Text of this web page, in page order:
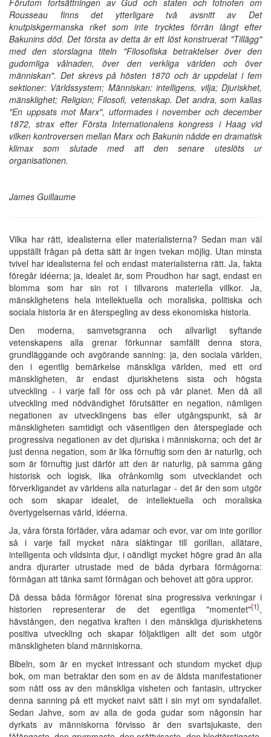
Rousseau finns det ytterligare två avsnitt av Det
knutpiskgermanska riket som inte trycktes förrän långt efter
Bakunins död. Det första av detta är ett löst konstruerat "Tillägg"
med den storslagna titeln "Filosofiska betraktelser över den
gudomliga vålnaden, över den verkliga världen och över
människan". Det skrevs på hösten 1870 och är uppdelat i fem
sektioner: Världssystem; Människan: intelligens, vilja; Djuriskhet,
mänsklighet; Religion; Filosofi, vetenskap. Det andra, som kallas
"En uppsats mot Marx", utformades i november och december
1872, strax efter Första Internationalens kongress i Haag vid
vilken kontroversen mellan Marx och Bakunin nådde en dramatisk
klimax som slutade med att den senare uteslöts ur
organisationen.
James Guillaume
Vilka har rätt, idealisterna eller materialisterna? Sedan man väl
uppställt frågan på detta sätt är ingen tvekan möjlig. Utan minsta
tvivel har idealisterna fel och endast materialisterna rätt. Ja, fakta
föregår idéerna; ja, idealet är, som Proudhon har sagt, endast en
blomma som har sin rot i tillvarons materiella villkor. Ja,
mänsklighetens hela intellektuella och moraliska, politiska och
sociala historia är en återspegling av dess ekonomiska historia.
Den moderna, samvetsgranna och allvarligt syftande
vetenskapens alla grenar förkunnar samfällt denna stora,
grundläggande och avgörande sanning: ja, den sociala världen,
den i egentlig bemärkelse mänskliga världen, med ett ord
mänskligheten, är endast djuriskhetens sista och högsta
utveckling - i varje fall för oss och på vår planet. Men då all
utveckling med nödvändighet förutsätter en negation, nämligen
negationen av utvecklingens bas eller utgångspunkt, så är
mänskligheten samtidigt och väsentligen den återspeglade och
progressiva negationen av det djuriska i människorna; och det är
just denna negation, som är lika förnuftig som den är naturlig, och
som är förnuftig just därför att den är naturlig, på samma gång
historisk och logisk, lika ofrånkomlig som utvecklandet och
förverkligandet av världens alla naturlagar - det är den som utgör
och som skapar idealet, de intellektuella och moraliska
övertygelsernas värld, idéerna.
Ja, våra första förfäder, våra adamar och evor, var om inte gorillor
så i varje fall mycket nära släktingar till gorillan, allätare,
intelligenta och vildsinta djur, i oändligt mycket högre grad än alla
andra djurarter utrustade med de båda dyrbara förmågorna:
förmågan att tänka samt förmågan och behovet att göra uppror.
Då dessa båda förmågor förenat sina progressiva verkningar i
historien representerar de det egentliga "momentet"{1},
hävstången, den negativa kraften i den mänskliga djuriskhetens
positiva utveckling och skapar följaktligen allt det som utgör
mänskligheten bland människorna.
Bibeln, som är en mycket intressant och stundom mycket djup
bok, om man betraktar den som en av de äldsta manifestationer
som nått oss av den mänskliga visheten och fantasin, uttrycker
denna sanning på ett mycket naivt sätt i sin myt om syndafallet.
Sedan Jahve, som av alla de goda gudar som någonsin har
dyrkats av människorna förvisso är den svartsjukaste, den